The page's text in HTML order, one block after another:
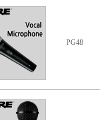
PG48